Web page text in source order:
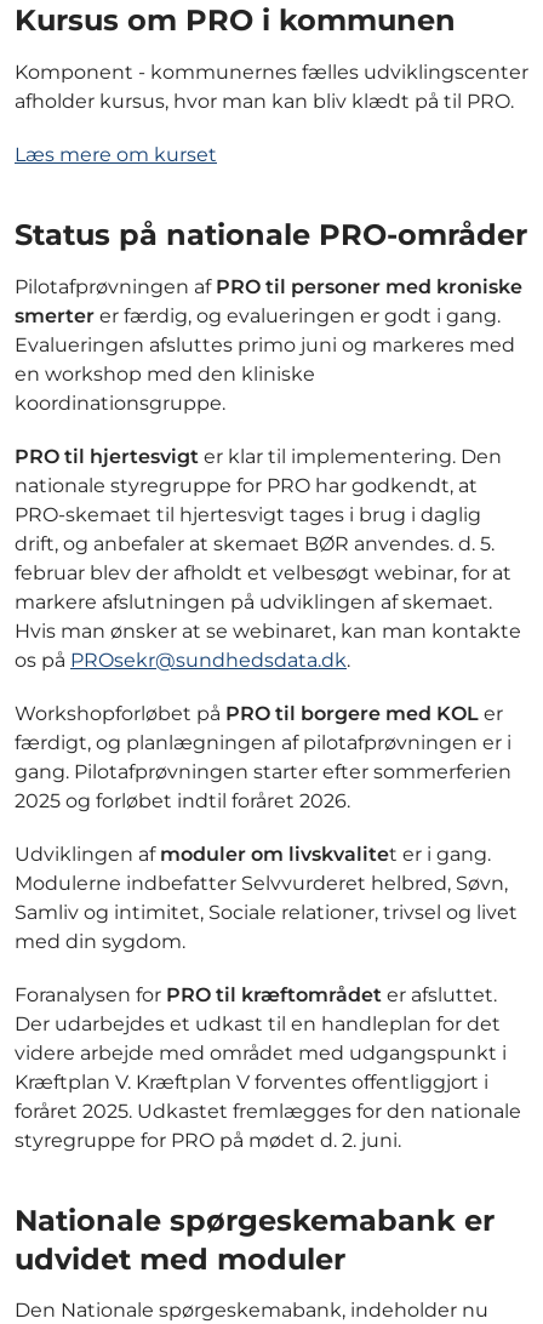
Kursus om PRO i kommunen
Komponent - kommunernes fælles udviklingscenter
afholder kursus, hvor man kan bliv klædt på til PRO.
Læs mere om kurset
Status på nationale PRO-områder
Pilotafprøvningen af PRO til personer med kroniske
smerter er færdig, og evalueringen er godt i gang.
Evalueringen afsluttes primo juni og markeres med
en workshop med den kliniske
koordinationsgruppe.
PRO til hjertesvigt er klar til implementering. Den
nationale styregruppe for PRO har godkendt, at
PRO-skemaet til hjertesvigt tages i brug i daglig
drift, og anbefaler at skemaet BØR anvendes. d. 5.
februar blev der afholdt et velbesøgt webinar, for at
markere afslutningen på udviklingen af skemaet.
Hvis man ønsker at se webinaret, kan man kontakte
os på PROsekr@sundhedsdata.dk.
Workshopforløbet på PRO til borgere med KOL er
færdigt, og planlægningen af pilotafprøvningen er i
gang. Pilotafprøvningen starter efter sommerferien
2025 og forløbet indtil foråret 2026.
Udviklingen af moduler om livskvalitet er i gang.
Modulerne indbefatter Selvvurderet helbred, Søvn,
Samliv og intimitet, Sociale relationer, trivsel og livet
med din sygdom.
Foranalysen for PRO til kræftområdet er afsluttet.
Der udarbejdes et udkast til en handleplan for det
videre arbejde med området med udgangspunkt i
Kræftplan V. Kræftplan V forventes offentliggjort i
foråret 2025. Udkastet fremlægges for den nationale
styregruppe for PRO på mødet d. 2. juni.
Nationale spørgeskemabank er
udvidet med moduler
Den Nationale spørgeskemabank, indeholder nu